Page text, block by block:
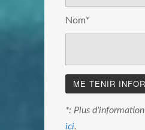
Nom*
*: Plus d'information
ici.